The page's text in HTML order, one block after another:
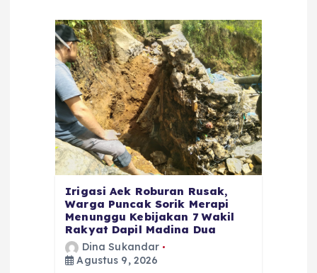
Irigasi Aek Roburan Rusak,
Warga Puncak Sorik Merapi
Menunggu Kebijakan 7 Wakil
Rakyat Dapil Madina Dua
Dina Sukandar
Agustus 9, 2026